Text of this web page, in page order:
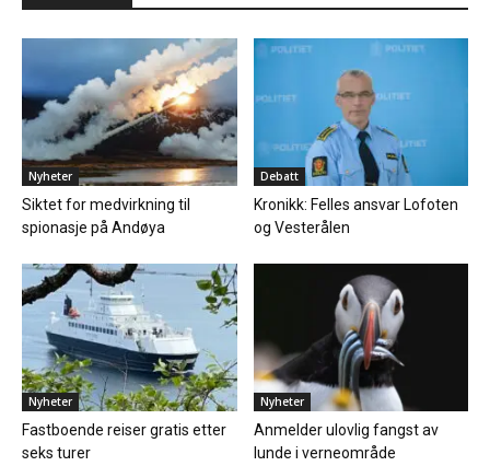
Nyheter
Siktet for medvirkning til
spionasje på Andøya
Debatt
Kronikk: Felles ansvar Lofoten
og Vesterålen
Nyheter
Fastboende reiser gratis etter
seks turer
Nyheter
Anmelder ulovlig fangst av
lunde i verneområde